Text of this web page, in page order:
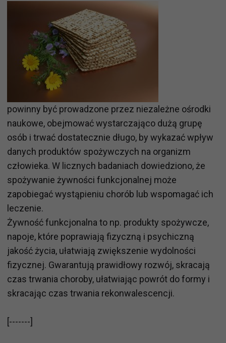
powinny być prowadzone przez niezależne ośrodki
naukowe, obejmować wystarczająco dużą grupę
osób i trwać dostatecznie długo, by wykazać wpływ
danych produktów spożywczych na organizm
człowieka. W licznych badaniach dowiedziono, że
spożywanie żywności funkcjonalnej może
zapobiegać wystąpieniu chorób lub wspomagać ich
leczenie.
Żywność funkcjonalna to np. produkty spożywcze,
napoje, które poprawiają fizyczną i psychiczną
jakość życia, ułatwiają zwiększenie wydolności
fizycznej. Gwarantują prawidłowy rozwój, skracają
czas trwania choroby, ułatwiając powrót do formy i
skracając czas trwania rekonwalescencji.
[-------]